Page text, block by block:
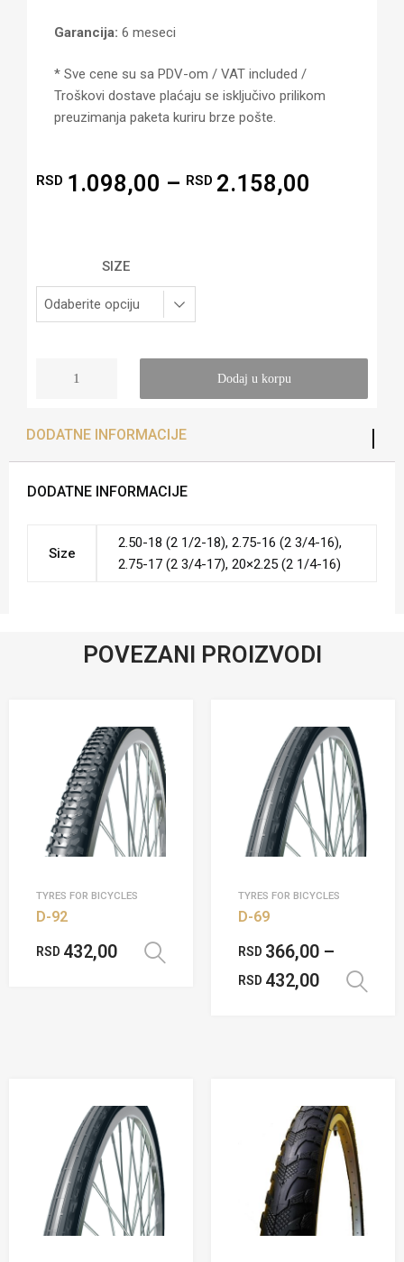
Garancija: 6 meseci
* Sve cene su sa PDV-om / VAT included /
Troškovi dostave plaćaju se isključivo prilikom
preuzimanja paketa kuriru brze pošte.
RSD 1.098,00 – RSD 2.158,00
SIZE
Dodaj u korpu
DODATNE INFORMACIJE
DODATNE INFORMACIJE
Size
2.50-18 (2 1/2-18), 2.75-16 (2 3/4-16),
2.75-17 (2 3/4-17), 20×2.25 (2 1/4-16)
POVEZANI PROIZVODI
TYRES FOR BICYCLES
D-92
RSD 432,00 Odaberite opcije
TYRES FOR BICYCLES
D-69
RSD 366,00 –
RSD 432,00